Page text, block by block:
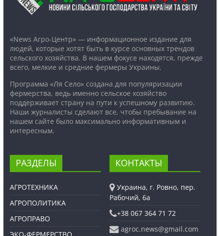
«News Агро-Центр» — информационное издание для
людей, которые хотят быть в курсе основных трендов
сельского хозяйства. В нашем фокусе находятся, прежде
всего, мелкие и средние фермеры Украины.
Программа «Ля Село» создана для популяризации
фермерства, ведь именно сельское хозяйство
поддерживает страну на пути к успешному развитию.
Наши журналисты сделают все, чтобы пребывание на
нашем сайте было максимально информативным и
интересным.
РАЗДЕЛЫ
АГРОТЕХНИКА
АГРОПОЛИТИКА
АГРОПРАВО
ЭКО-ФЕРМЕРСТВО
КОНТАКТЫ
Украина, г. Ровно, пер.
Рабочий, 6а
+38 067 364 71 72
agroc.news@gmail.com